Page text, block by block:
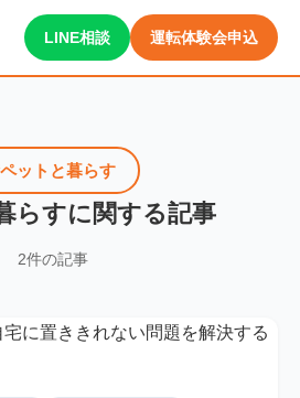
LINE相談 運転体験会申込
ットと暮らす
らすに関する記事
2件の記事